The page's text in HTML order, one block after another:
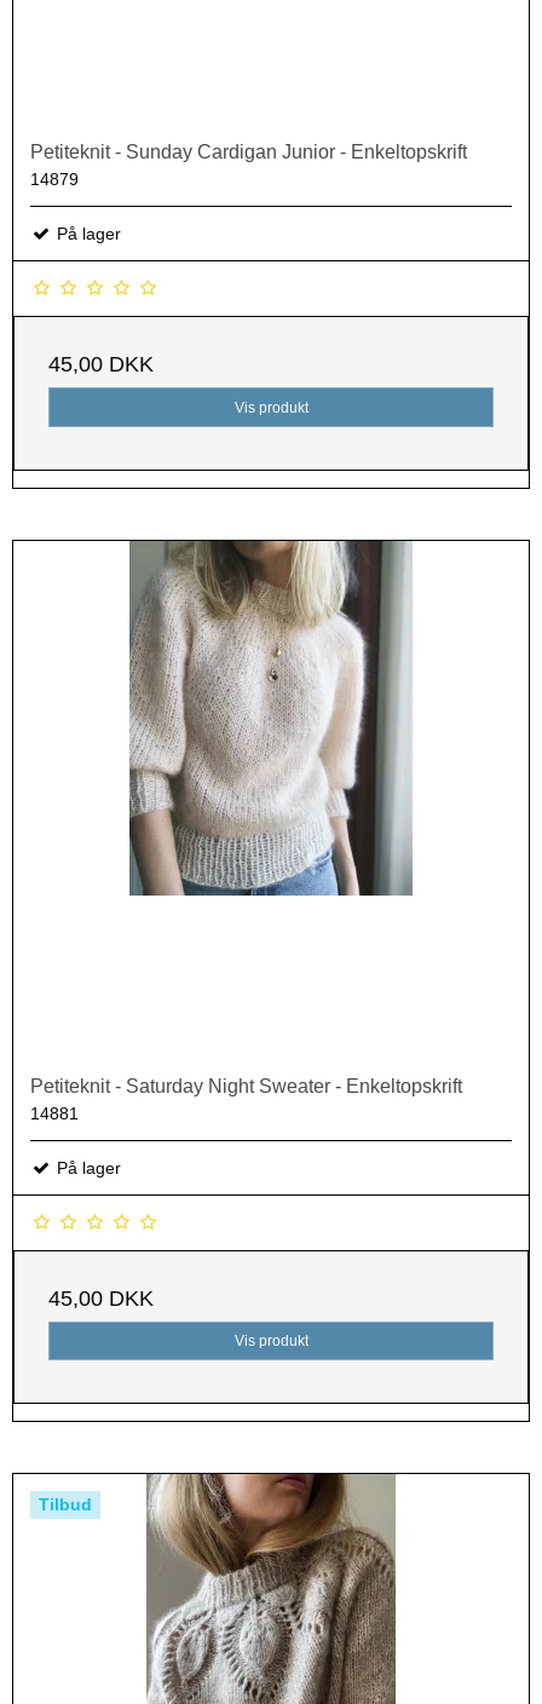
Petiteknit - Sunday Cardigan Junior - Enkeltopskrift
14879
På lager
45,00 DKK
Vis produkt
Petiteknit - Saturday Night Sweater - Enkeltopskrift
14881
På lager
45,00 DKK
Vis produkt
Tilbud